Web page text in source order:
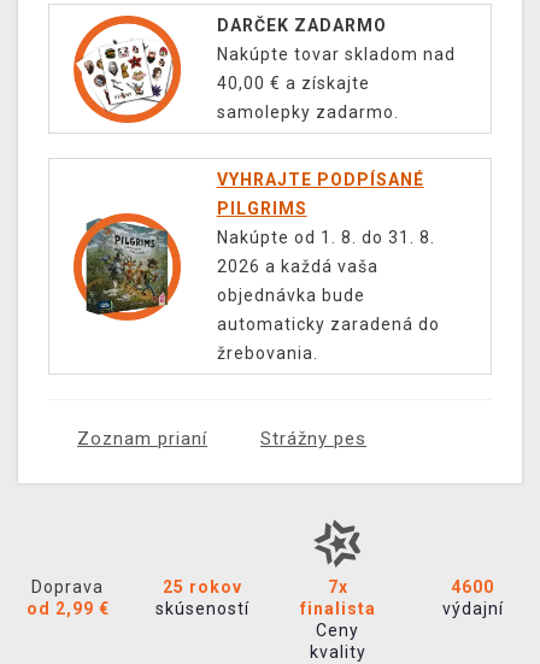
DARČEK ZADARMO
Nakúpte tovar skladom nad
40,00 € a získajte
samolepky zadarmo.
VYHRAJTE PODPÍSANÉ
PILGRIMS
Nakúpte od 1. 8. do 31. 8.
2026 a každá vaša
objednávka bude
automaticky zaradená do
žrebovania.
Zoznam prianí Strážny pes
Doprava
od 2,99 €
25 rokov
skúseností
7x
finalista
Ceny
kvality
4600
výdajní